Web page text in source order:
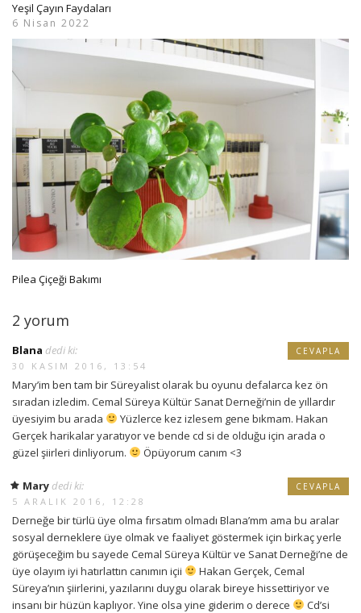
Yeşil Çayın Faydaları
6 Nisan 2022
Pilea Çiçeği Bakımı
2 yorum
Blana dedi ki:
30 KASIM 2016, 13:54
Mary’im ben tam bir Süreyalist olarak bu oyunu defalarca kez ön
sıradan izledim. Cemal Süreya Kültür Sanat Derneği’nin de yıllardır
üyesiyim bu arada
Yüzlerce kez izlesem gene bıkmam. Hakan
Gerçek harikalar yaratıyor ve bende cd si de olduğu için arada o
güzel şiirleri dinliyorum.
Öpüyorum canım <3
CEVAPLA
Mary dedi ki:
5 ARALIK 2016, 12:28
Derneğe bir türlü üye olma fırsatım olmadı Blana’mm ama bu aralar
sosyal derneklere üye olmak ve faaliyet göstermek için birkaç yerle
görüşeceğim bu sayede Cemal Süreya Kültür ve Sanat Derneği’ne de
üye olayım iyi hatırlattın canımın içii
Hakan Gerçek, Cemal
Süreya’nın şiirlerini, yazılarını duygu olarak bireye hissettiriyor ve
insanı bir hüzün kaplıyor. Yine olsa yine giderim o derece
Cd’si
CEVAPLA